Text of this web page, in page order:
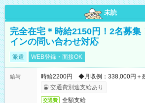
未読
完全在宅＊時給2150円！2名募集
インの問い合わせ対応
派遣 WEB登録・面接OK
給与
時給2200円 ◆月収例：338,000円＋
交通費別途支給あり
交通費 全額支給